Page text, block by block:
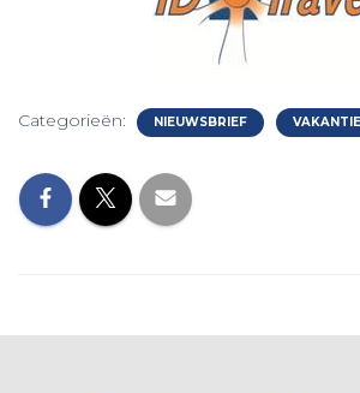
Categorieën: NIEUWSBRIEF VAKANTIE